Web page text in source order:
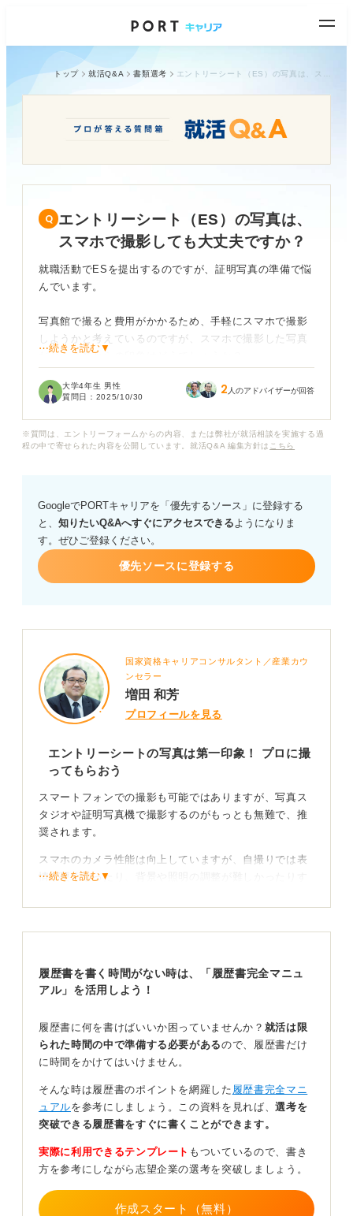
トップ 就活Q&A 書類選考
エントリーシート（ES）の写真は、
スマホで撮影しても大丈夫ですか？
就職活動でESを提出するのですが、証明写真の準備で悩
んでいます。
写真館で撮ると費用がかかるため、手軽にスマホで撮影
しようかと考えているのですが、スマホで撮影した写真
だと、企業からの印象はどうでしょうか？
もしスマホで撮影する場合、何か気をつけるべきポイン
スパの良い撮影方法などについてもアドバイスをお願い
⋯続きを読む▼
大学4年生 男性
質問日： 2025/10/30 2 人のアドバイザーが回答
※質問は、エントリーフォームからの内容、または弊社が就活相談を実施する過
程の中で寄せられた内容を公開しています。就活Q&A 編集方針は こちら
GoogleでPORTキャリアを「優先するソース」に登録する
と、 知りたいQ&Aへすぐにアクセスできるようになりま
す。ぜひご登録ください。
優先ソースに登録する
国家資格キャリアコンサルタント／産業カウ
ンセラー
増田 和芳
プロフィールを見る
エントリーシートの写真は第一印象！ プロに撮
ってもらおう
スマートフォンでの撮影も可能ではありますが、写真ス
タジオや証明写真機で撮影するのがもっとも無難で、推
奨されます。
スマホのカメラ性能は向上していますが、自撮りでは表
情が硬くなったり、背景や照明の調整が難しかったりす
やむを得ずスマホなら、撮影の工夫を忘れずに
そのため、プロに任せるのがもっとも確実だといえま
す。ただ、手軽さと品質のバランスで言えば、証明写真
もしスマホで撮影する場合は、三脚で固定し、背景は白
か薄い青の無地を選び、自然光の入る明るいところで撮
影するなど、工夫が必要だと覚えておきましょう。。
0
⋯続きを読む▼
履歴書を書く時間がない時は、「履歴書完全マニュ
アル」を活用しよう！
履歴書に何を書けばいいか困っていませんか？ 就活は限
られた時間の中で準備する必要があるので、履歴書だけ
に時間をかけてはいけません。
そんな時は履歴書のポイントを網羅した 履歴書完全マニ
ュアルを参考にしましょう。この資料を見れば、選考を
突破できる履歴書をすぐに書くことができます。
実際に利用できるテンプレート もついているので、書き
方を参考にしながら志望企業の選考を突破しましょう。
作成スタート（無料）